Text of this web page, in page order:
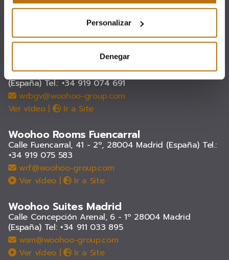
Personalizar
Denegar
ALOJAMIENTOS
Woohoo Rooms Boutique Gran Vía
Calle Gran Vía, 44. 2º izquierda., 28013 Madrid
(España)Tel.: +34 919 074 691
wrbgv@woohoo-group.com
Ver vídeo| Ir a Site
Woohoo Rooms Fuencarral
Calle Fuencarral, 41 - 2º, 28004 Madrid (España) Tel.:
+34 919 075 583
wrf@woohoo-group.com
Ver vídeo | Ir a Site
Woohoo Suites Madrid
Calle Concepción Arenal, 6 - 1º 28004 Madrid
(España) Tel: +34 911 033 895
wsm@woohoo-group.com
Ver vídeo | Ir a Site